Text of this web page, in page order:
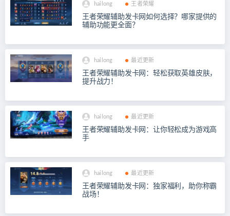
hailong 王者荣耀
王者荣耀辅助发卡网如何选择？哪家提供的
辅助功能更全面？
hailong 最近更新
王者荣耀辅助发卡网：轻松获取英雄皮肤，
提升战力！
hailong 最近更新
王者荣耀辅助发卡网：让你轻松成为游戏高
手
hailong 最近更新
王者荣耀辅助发卡网：独家福利，助你称霸
战场！